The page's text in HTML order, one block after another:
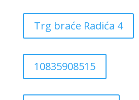
Trg braće Radića 4
10835908515